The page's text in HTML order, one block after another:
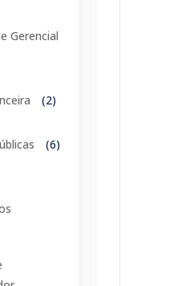
Gerencial
(2)
(6)